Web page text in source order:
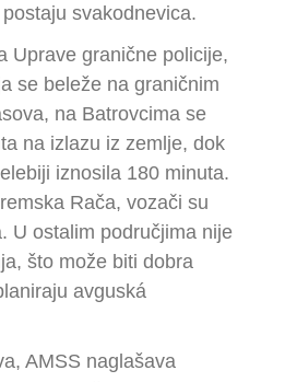
svakodnevica.
Uprave granične policije,
se beleže na graničnim
na Batrovcima se
na izlazu iz zemlje, dok
iznosila 180 minuta.
Rača, vozači su
U ostalim područjima nije
što može biti dobra
avguská
AMSS naglašava